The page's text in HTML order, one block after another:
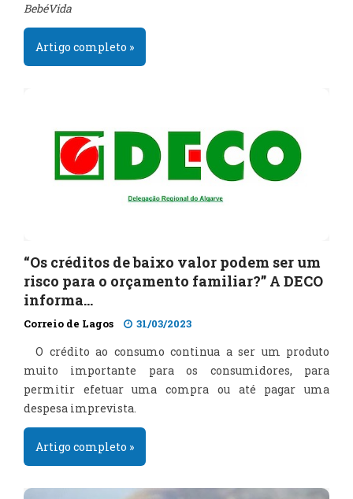
BebéVida
Artigo completo »
“Os créditos de baixo valor podem ser um
risco para o orçamento familiar?” A DECO
informa…
Correio de Lagos 31/03/2023
O crédito ao consumo continua a ser um produto
muito importante para os consumidores, para
permitir efetuar uma compra ou até pagar uma
despesa imprevista.
Artigo completo »